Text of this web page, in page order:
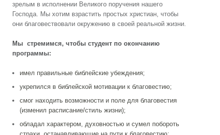
зрелым в исполнении Великого поручения нашего
Господа. Мы хотим взрастить простых христиан, чтобы
они благовествовали окружению в своей реальной жизни.
Мы стремимся, чтобы студент по окончанию
программы:
имел правильные библейские убеждения;
укрепился в библейской мотивации к благовестию;
смог находить возможности и поле для благовестия
(изменил расписание/стиль жизни);
обладал характером, духовностью и сумел побороть